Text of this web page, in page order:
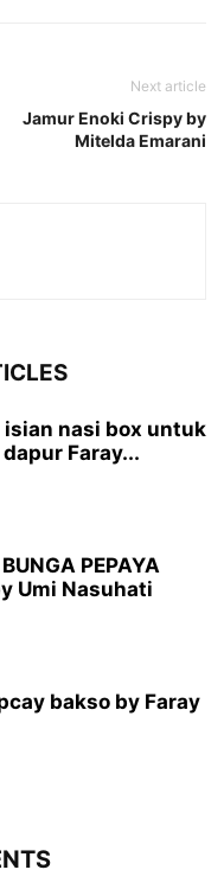
Next article
Jamur Enoki Crispy by
Mitelda Emarani
nasi box untuk
Faray...
PEPAYA
Umi Nasuhati
bakso by Faray